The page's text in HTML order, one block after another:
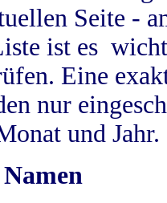
Seite -
ist es
Eine
nur
und Jahr.